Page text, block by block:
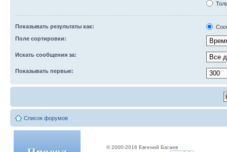
Показывать результаты как:
Поле сортировки:
Искать сообщения за:
Показывать первые:
Список форумов
© 2000-2016 Евгений Багаев